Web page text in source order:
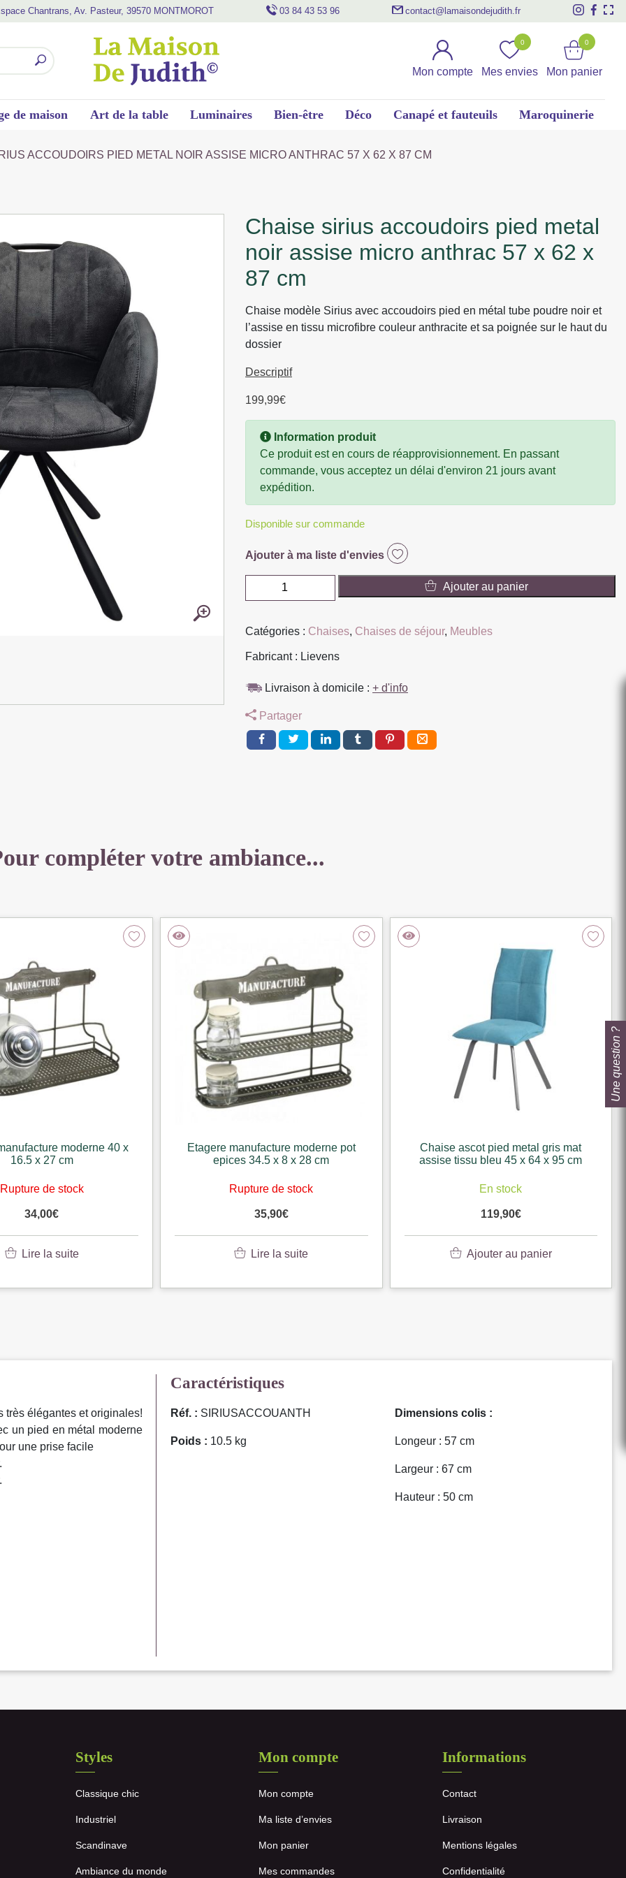
Chantrans, Av. Pasteur, 39570 MONTMOROT 03 84 43 53 96 contact@lamaisondejudith.fr
Mon compte Mes envies
0
Mon panier
0
de maison Art de la table Luminaires Bien-être Déco Canapé et fauteuils Maroquinerie
ACCOUDOIRS PIED METAL NOIR ASSISE MICRO ANTHRAC 57 X 62 X 87 CM
chaise sirius accoudoirs pied metal
noir assise micro anthrac 57 x 62 x
87 cm
Chaise modèle Sirius avec accoudoirs pied en métal tube poudre noir et
l’assise en tissu microfibre couleur anthracite et sa poignée sur le haut du
dossier
Descriptif
199,99€
Information produit
Ce produit est en cours de réapprovisionnement. En passant
commande, vous acceptez un délai d'environ 21 jours avant
expédition.
Disponible sur commande
Ajouter à ma liste d'envies
quantité
de
SIRIUS
ACCOUDOIRS
METAL
ASSISE
MICRO
ANTHRAC
CM
Ajouter au panier
Catégories : Chaises, Chaises de séjour, Meubles
Fabricant : Lievens
Livraison à domicile : + d'info
Partager
compléter votre ambiance...
moderne 40 x
16.5 x 27 cm
Rupture de stock
34,00€
Lire la suite
Etagere manufacture moderne pot
epices 34.5 x 8 x 28 cm
Rupture de stock
35,90€
Lire la suite
Chaise ascot pied metal gris mat
assise tissu bleu 45 x 64 x 95 cm
En stock
119,90€
Ajouter au panier
élégantes et originales!
un pied en métal moderne
une prise facile
Caractéristiques
Réf. : SIRIUSACCOUANTH
Poids : 10.5 kg
Dimensions colis :
Longeur : 57 cm
Largeur : 67 cm
Hauteur : 50 cm
Styles
Classique chic
Industriel
Scandinave
Ambiance du monde
Mon compte
Mon compte
Ma liste d’envies
Mon panier
Mes commandes
Informations
Contact
Livraison
Mentions légales
Confidentialité
Une question ?